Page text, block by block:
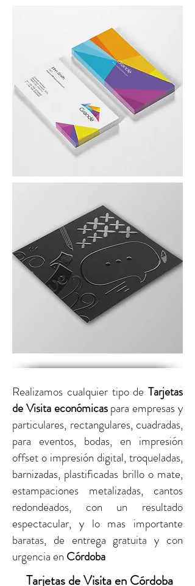
Realizamos cualquier tipo de Tarjetas
de Visita económicaspara empresas y
particulares, rectangulares, cuadradas,
para eventos, bodas, en impresión
offset o impresión digital,troqueladas,
barnizadas, plastificadas brillo o mate,
estampaciones metalizadas, cantos
redondeados, con un resultado
espectacular, y lo mas importante
baratas, de entrega gratuita y con
urgencia en Córdoba
Tarjetas de Visita en Córdoba